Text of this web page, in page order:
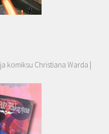
komiksu Christiana Warda |